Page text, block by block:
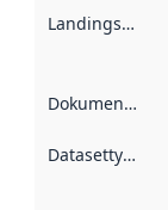
Landingsside
Dokumentasjon
Datasettype